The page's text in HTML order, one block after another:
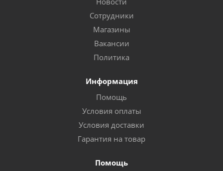
Сотрудники
Магазины
Вакансии
Политика
Информация
Помощь
Условия оплаты
Условия доставки
Гарантия на товар
Помощь